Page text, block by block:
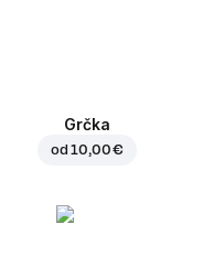
Grčka
od10,00 €